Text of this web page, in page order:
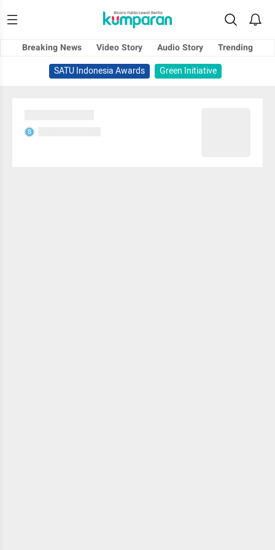
Breaking News Video Story Audio Story
Trending
SATU Indonesia Awards
Green Initiative
S